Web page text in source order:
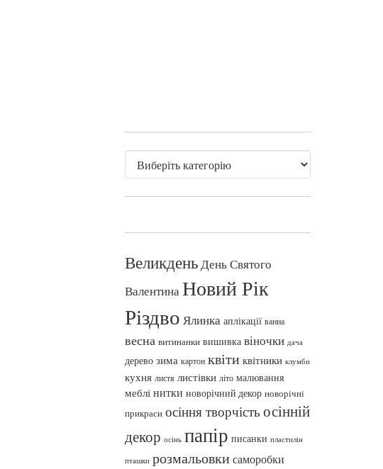
ВеликденьДень Святого
ВалентинаНовий Рік
Різдво Ялинка аплікації ванна
весна витинанки вишивка віночки дача
дерево зима картон квіти квітники клумби
кухня листя листівки літо малювання
меблі нитки новорічний декор новорічні
прикраси осіння творчість осінній
декор осінь папір писанки пластилін
пташки розмальовки саморобки